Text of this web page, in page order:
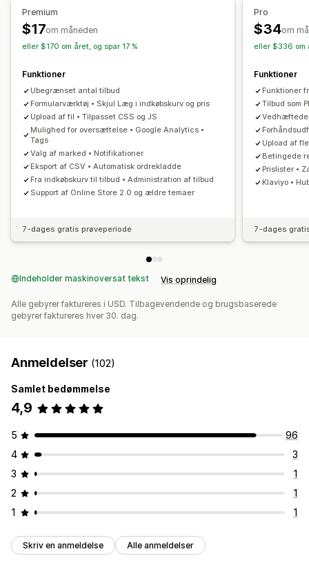
Tilpasset visning
Flere sprog
Filupload
Pop op-vinduer
Mailskabeloner
Mailnotifikationer
Premium
$17om måneden
eller $170 om året, og spar 17 %
Funktioner
Ubegrænset antal tilbud
Formularværktøj • Skjul Læg i indkøbskurv og pris
Upload af fil • Tilpasset CSS og JS
Mulighed for oversættelse • Google Analytics •
Tags
Valg af marked • Notifikationer
Eksport af CSV • Automatisk ordrekladde
Fra indkøbskurv til tilbud • Administration af tilbud
Support af Online Store 2.0 og ældre temaer
7-dages gratis prøveperiode
Pro
$34om
eller $336 om
Funktioner
Funktioner
Tilbud som
Vedhæftede
Upload af
Betingede
Prislister •
Klaviyo •
7-dages
Indeholder maskinoversat tekst Vis oprindelig
Alle gebyrer faktureres i USD. Tilbagevendende og brugsbaserede
gebyrer faktureres hver 30. dag.
Anmeldelser (102)
Samlet bedømmelse
4,9
5
96
4
3
3
1
2
1
1
1
Skriv en anmeldelse Alle anmeldelser